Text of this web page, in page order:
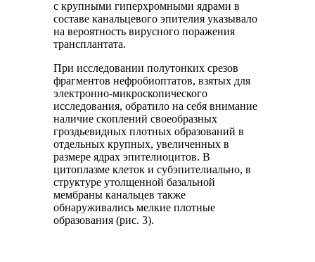
с крупными гиперхромными ядрами в
составе канальцевого эпителия указывало
на вероятность вирусного поражения
трансплантата.
При исследовании полутонких срезов
фрагментов нефробиоптатов, взятых для
электронно-микроскопического
исследования, обратило на себя внимание
наличие скоплений своеобразных
гроздьевидных плотных образований в
отдельных крупных, увеличенных в
размере ядрах эпителиоцитов. В
цитоплазме клеток и субэпителиально, в
структуре утолщенной базальной
мембраны канальцев также
обнаруживались мелкие плотные
образования (рис. 3).